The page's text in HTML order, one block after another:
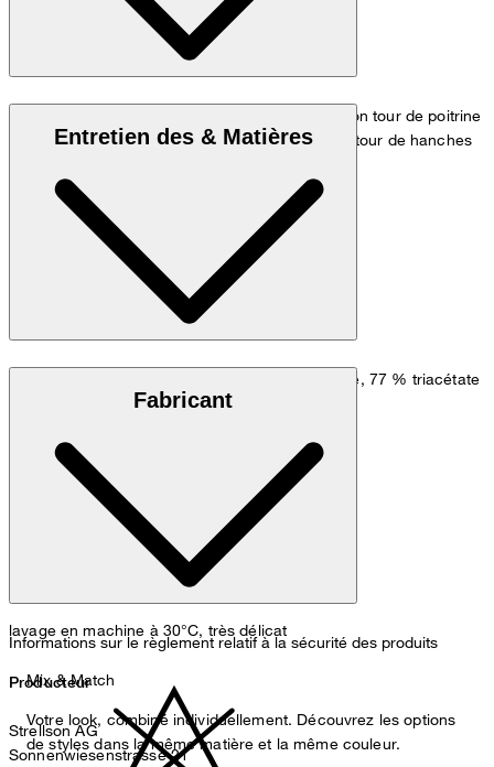
Le modèle porte la taille 36 et mesure 1,80 m, son tour de poitrine
est de 83 cm, son tour de taille de 60 cm et son tour de hanches
Tableau des mesures
Entretien des & Matières
Crêpe de qualité fluide à la finition intérieure lisse, 77 % triacétate
lavage en machine à 30°C, très délicat
Fabricant
Informations sur le règlement relatif à la sécurité des produits
Producteur
Strellson AG
Sonnenwiesenstrasse 21
Mix & Match
Votre look, combiné individuellement. Découvrez les options
de styles dans la même matière et la même couleur.